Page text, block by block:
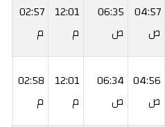
04:57
ص
06:35
ص
12:01
م
02:57
م
04:56
ص
06:34
ص
12:01
م
02:58
م